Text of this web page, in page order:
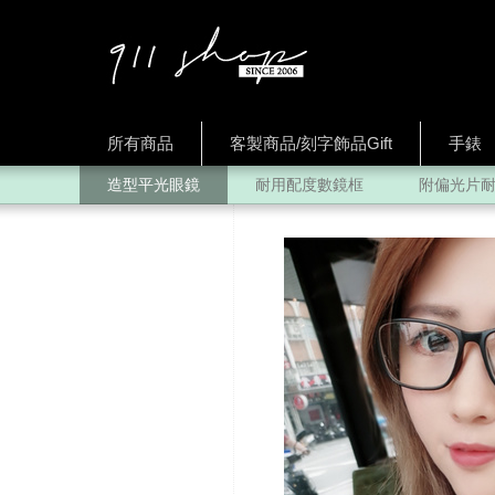
所有商品 客製商品/刻字飾品Gift 手錶
造型平光眼鏡 耐用配度數鏡框 附偏光片